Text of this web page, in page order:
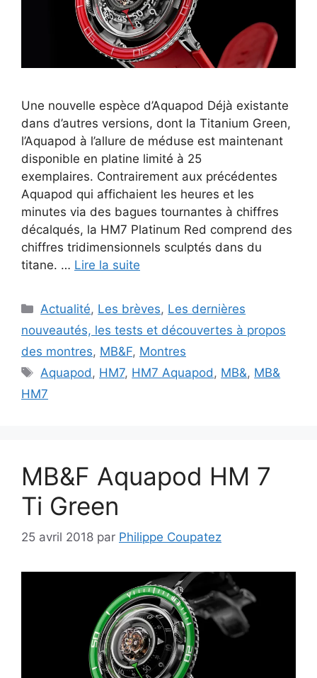
Une nouvelle espèce d’Aquapod Déjà existante
dans d’autres versions, dont la Titanium Green,
l’Aquapod à l’allure de méduse est maintenant
disponible en platine limité à 25
exemplaires. Contrairement aux précédentes
Aquapod qui affichaient les heures et les
minutes via des bagues tournantes à chiffres
décalqués, la HM7 Platinum Red comprend des
chiffres tridimensionnels sculptés dans du
titane. … Lire la suite
Catégories
Actualité, Les brèves, Les dernières
nouveautés, les tests et découvertes à propos
des montres, MB&F, Montres
Étiquettes
Aquapod , HM7, HM7 Aquapod , MB&, MB&
HM7
MB&F Aquapod HM 7
Ti Green
25 avril 2018 par Philippe Coupatez